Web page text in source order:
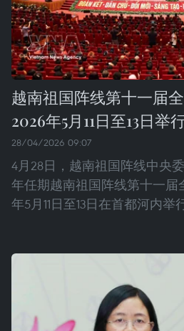
越南祖国阵线第十一届
2026年5月11日至13日举
28/04/2026 09:07
4月28日，越南祖国阵线中央
年任期越南祖国阵线第十一届
年5月11日至13日在首都河内举